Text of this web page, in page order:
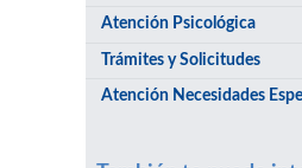
Atención Psicológica
Trámites y Solicitudes
Atención Necesidades